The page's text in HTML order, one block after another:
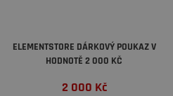
ELEMENTSTORE DÁRKOVÝ POUKAZ V
HODNOTĚ 2 000 KČ
2 000 Kč